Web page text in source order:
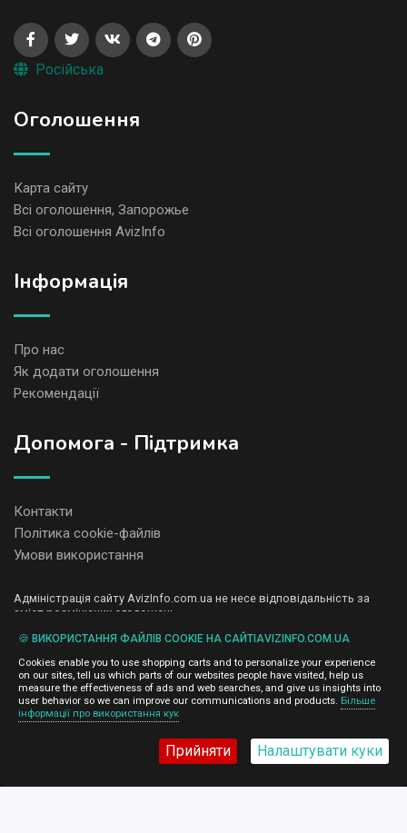
Російська
Оголошення
Карта сайту
Всі оголошення, Запорожье
Всі оголошення AvizInfo
Iнформація
Про нас
Як додати оголошення
Рекомендації
Допомога - Підтримка
Контакти
Політика cookie-файлів
Умови використання
Адміністрація сайту AvizInfo.com.ua не несе відповідальність за
зміст розміщених оголошень.
і не продаємо особисту інформацію зареєстрованих користувачів
AvizInfo.com.ua третім особам. Ми не відповідаємо за правила
конфіденційності сайтів на які посилається AvizInfo.com.ua. На
деяких сторінках нашого сайту представлена реклама Google
Adsense Advertising Network. Щоб дізнатися детальніше про
правила конфіденційності Google
🍪 ВИКОРИСТАННЯ ФАЙЛІВ COOKIE НА САЙТІAVIZINFO.COM.UA
Cookies enable you to use shopping carts and to personalize your experience
on our sites, tell us which parts of our websites people have visited, help us
measure the effectiveness of ads and web searches, and give us insights into
user behavior so we can improve our communications and products. Більше
інформації про використання кук
Прийняти Налаштувати куки